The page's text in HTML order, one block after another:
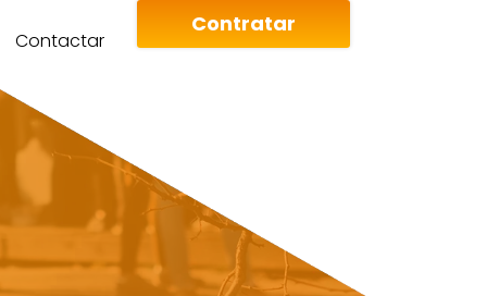
Contactar
Contratar